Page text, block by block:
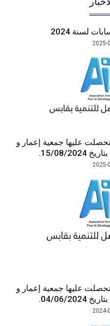
لسنة 2024
تحصلت عليها جمعية إعمار و
08/2024.
تحصلت عليها جمعية إعمار و
06/2024.